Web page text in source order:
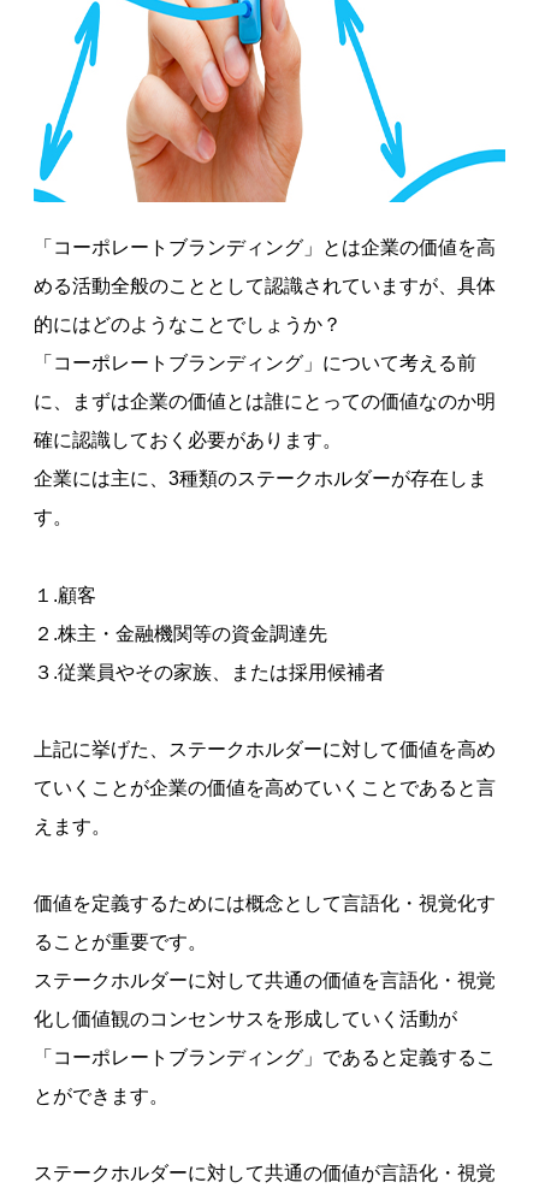
「コーポレートブランディング」とは企業の価値を高
める活動全般のこととして認識されていますが、具体
的にはどのようなことでしょうか？
「コーポレートブランディング」について考える前
に、まずは企業の価値とは誰にとっての価値なのか明
確に認識しておく必要があります。
企業には主に、3種類のステークホルダーが存在しま
す。
１.顧客
２.株主・金融機関等の資金調達先
３.従業員やその家族、または採用候補者
上記に挙げた、ステークホルダーに対して価値を高め
ていくことが企業の価値を高めていくことであると言
えます。
価値を定義するためには概念として言語化・視覚化す
ることが重要です。
ステークホルダーに対して共通の価値を言語化・視覚
化し価値観のコンセンサスを形成していく活動が
「コーポレートブランディング」であると定義するこ
とができます。
ステークホルダーに対して共通の価値が言語化・視覚